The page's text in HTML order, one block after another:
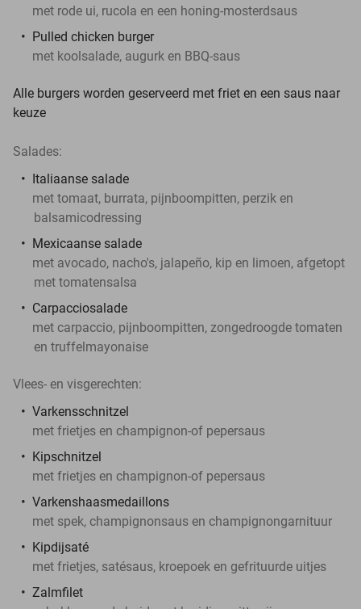
met rode ui, rucola en een honing-mosterdsaus
Pulled chicken burger
met koolsalade, augurk en BBQ-saus
Alle burgers worden geserveerd met friet en een saus naar
keuze
Salades:
Italiaanse salade
met tomaat, burrata, pijnboompitten, perzik en
balsamicodressing
Mexicaanse salade
met avocado, nacho's, jalapeño, kip en limoen, afgetopt
met tomatensalsa
Carpacciosalade
met carpaccio, pijnboompitten, zongedroogde tomaten
en truffelmayonaise
Vlees- en visgerechten:
Varkensschnitzel
met frietjes en champignon-of pepersaus
Kipschnitzel
met frietjes en champignon-of pepersaus
Varkenshaasmedaillons
met spek, champignonsaus en champignongarnituur
Kipdijsaté
met frietjes, satésaus, kroepoek en gefrituurde uitjes
Zalmfilet